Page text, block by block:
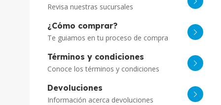
Revisa nuestras sucursales
¿Cómo comprar?
Te guiamos en tu proceso de compra
Términos y condiciones
Conoce los términos y condiciones
Devoluciones
Información acerca devoluciones